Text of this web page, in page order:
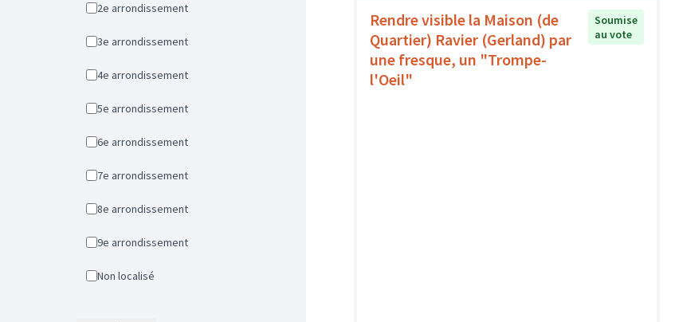
2e arrondissement
3e arrondissement
4e arrondissement
5e arrondissement
6e arrondissement
7e arrondissement
8e arrondissement
9e arrondissement
Non localisé
Rendre visible la Maison (de
Quartier) Ravier (Gerland) par
une fresque, un "Trompe-
l'Oeil"
Soumise
au vote